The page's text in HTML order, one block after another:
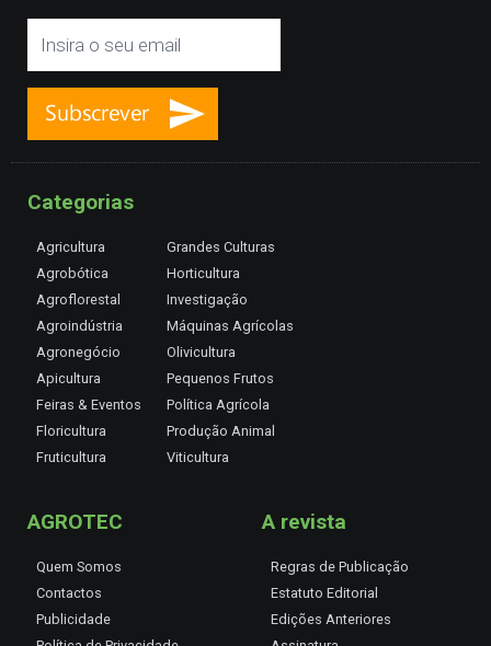
Categorias
Agricultura
Agrobótica
Agroflorestal
Agroindústria
Agronegócio
Apicultura
Feiras & Eventos
Floricultura
Fruticultura
Grandes Culturas
Horticultura
Investigação
Máquinas Agrícolas
Olivicultura
Pequenos Frutos
Política Agrícola
Produção Animal
Viticultura
AGROTEC
Quem Somos
Contactos
Publicidade
A revista
Regras de Publicação
Estatuto Editorial
Edições Anteriores